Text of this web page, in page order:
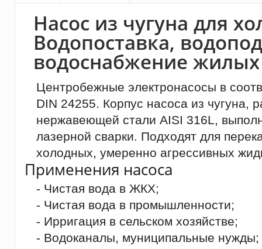
Насос из чугуна для
Водопоставка,
водоснабжение
Центробежные электронасосы в
DIN 24255. Корпус насоса из чугуна,
нержавеющей стали AISI 316L,
лазерной сварки. Подходят для
холодных, умеренно агрессивных
Применения насоса
- Чистая вода в ЖКХ;
- Чистая вода в промышленности;
- Ирригация в сельском хозяйстве;
- Водоканалы, муниципальные нужды;